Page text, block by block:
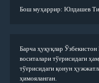
Бош муҳаррир: Юлдашев
Барча ҳуқуқлар
воситалари тўғрисидаги
тўғрисидаги қонун
ҳимояланган.